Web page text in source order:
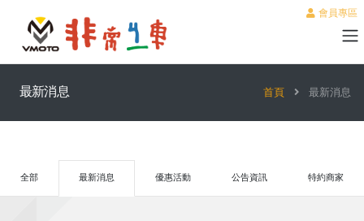
會員專區
最新消息 首頁 最新消息
全部 最新消息 優惠活動 公告資訊 特約商家